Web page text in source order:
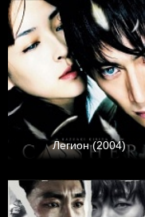
Легион (2004)